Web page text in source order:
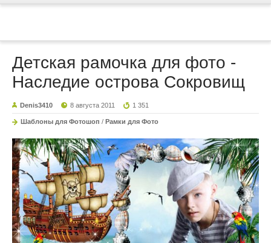
Детская рамочка для фото -
Наследие острова Сокровищ
Denis3410 8 августа 2011 1 351
Шаблоны для Фотошоп / Рамки для Фото